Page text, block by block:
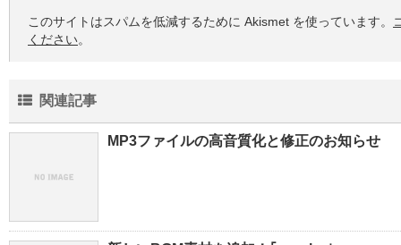
このサイトはスパムを低減するために Akismet を使っています。
ください。
関連記事
MP3ファイルの高音質化と修正のお知らせ